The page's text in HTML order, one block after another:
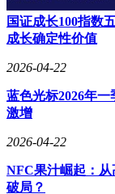
国证成长100指数
成长确定性价值
2026-04-22
蓝色光标2026年
激增
2026-04-22
NFC果汁崛起：
破局？